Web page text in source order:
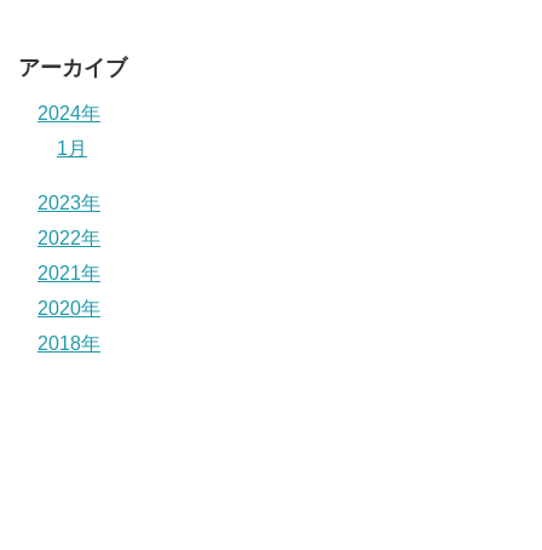
アーカイブ
2024年
1月
2023年
2022年
2021年
2020年
2018年